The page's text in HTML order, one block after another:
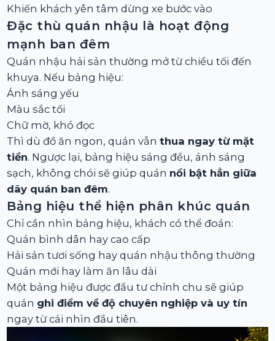
Khiến khách yên tâm dừng xe bước vào
Đặc thù quán nhậu là hoạt động
mạnh ban đêm
Quán nhậu hải sản thường mở từ chiều tối đến
khuya. Nếu bảng hiệu:
Ánh sáng yếu
Màu sắc tối
Chữ mờ, khó đọc
Thì dù đồ ăn ngon, quán vẫnthua ngay từ mặt
tiền. Ngược lại, bảng hiệu sáng đều, ánh sáng
sạch, không chói sẽ giúp quán nổi bật hẳn giữa
dãy quán ban đêm.
Bảng hiệu thể hiện phân khúc quán
Chỉ cần nhìn bảng hiệu, khách có thể đoán:
Quán bình dân hay cao cấp
Hải sản tươi sống hay quán nhậu thông thường
Quán mới hay làm ăn lâu dài
Một bảng hiệu được đầu tư chỉnh chu sẽ giúp
quán ghi điểm về độ chuyên nghiệp và uy tín
ngay từ cái nhìn đầu tiên.